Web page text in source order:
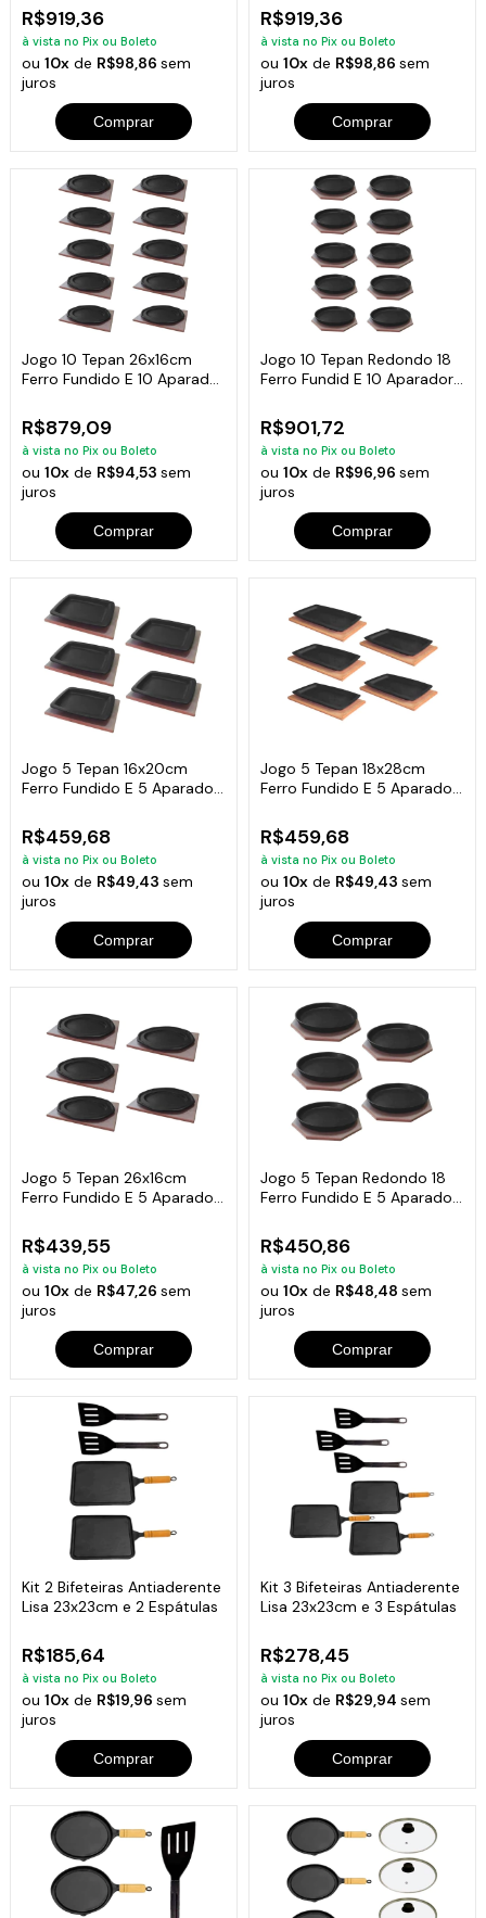
R$919,36
à vista no Pix ou Boleto
ou10x de R$98,86sem
juros
Comprar
R$919,36
à vista no Pix ou Boleto
ou 10xde R$98,86 sem
juros
Comprar
Jogo 10 Tepan 26x16cm
Ferro Fundido E 10 Aparador
R$879,09
à vista no Pix ou Boleto
ou10x de R$94,53sem
juros
Comprar
Jogo 10 Tepan Redondo 18
Ferro Fundid E 10 Aparador
R$901,72
à vista no Pix ou Boleto
ou 10xde R$96,96 sem
juros
Comprar
Jogo 5 Tepan 16x20cm
Ferro Fundido E 5 Aparador
R$459,68
à vista no Pix ou Boleto
ou10x de R$49,43sem
juros
Comprar
Jogo 5 Tepan 18x28cm
Ferro Fundido E 5 Aparador
R$459,68
à vista no Pix ou Boleto
ou 10xde R$49,43 sem
juros
Comprar
Jogo 5 Tepan 26x16cm
Ferro Fundido E 5 Aparador
R$439,55
à vista no Pix ou Boleto
ou10x de R$47,26sem
juros
Comprar
Jogo 5 Tepan Redondo 18
Ferro Fundido E 5 Aparador
R$450,86
à vista no Pix ou Boleto
ou 10xde R$48,48 sem
juros
Comprar
Kit 2 Bifeteiras Antiaderente
Lisa 23x23cm e 2 Espátulas
R$185,64
à vista no Pix ou Boleto
ou10x de R$19,96sem
juros
Comprar
Kit 3 Bifeteiras Antiaderente
Lisa 23x23cm e 3 Espátulas
R$278,45
à vista no Pix ou Boleto
ou 10xde R$29,94 sem
juros
Comprar